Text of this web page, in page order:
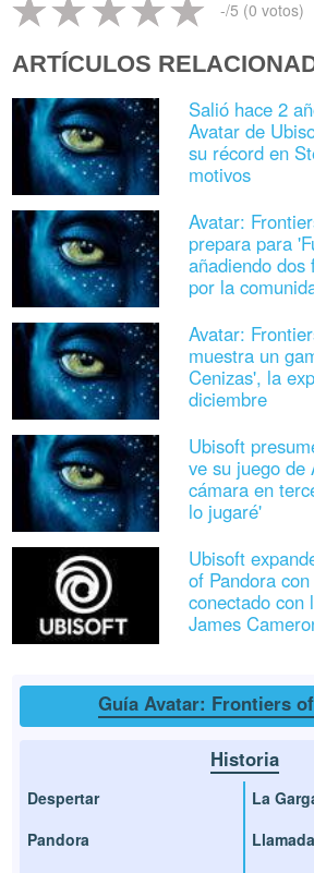
-/5 (0 votos)
ARTÍCULOS
Salió hace 2
Avatar de
su récord en
motivos
Avatar:
prepara para
añadiendo dos
por la
Avatar:
muestra un
Cenizas', la
diciembre
Ubisoft
ve su juego de
cámara en
lo jugaré'
Ubisoft
of Pandora
conectado con
James
Guía Avatar: Frontiers
Historia
Despertar
Pandora
La